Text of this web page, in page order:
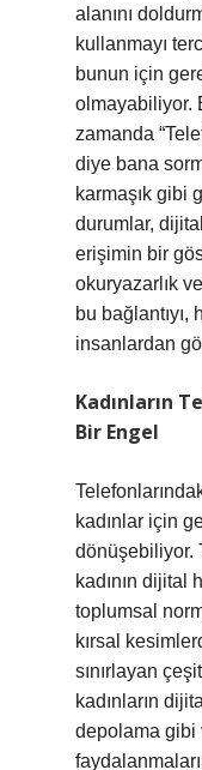
alanını
kullanmayı
bunun için
olmayabiliyor.
zamanda
diye bana
karmaşık gibi
durumlar,
erişimin bir
okuryazarlık
bu bağlantıyı,
insanlardan
Kadınların
Bir Engel
kadınlar için
dönüşebiliyor.
kadının dijital
toplumsal
kırsal
sınırlayan
kadınların
depolama gibi